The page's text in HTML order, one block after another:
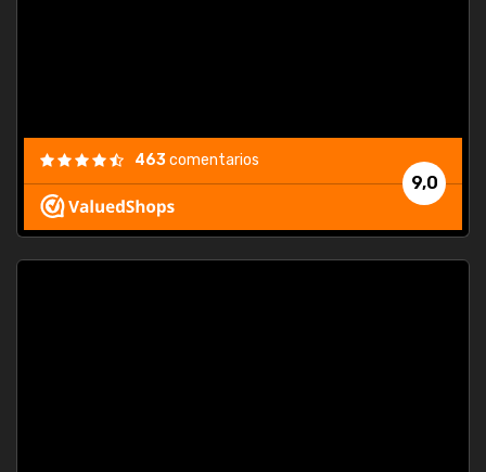
9,0
463comentarios